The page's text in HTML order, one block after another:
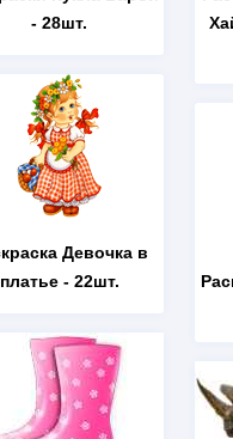
- 28шт.
Девочка в
платье- 22шт.